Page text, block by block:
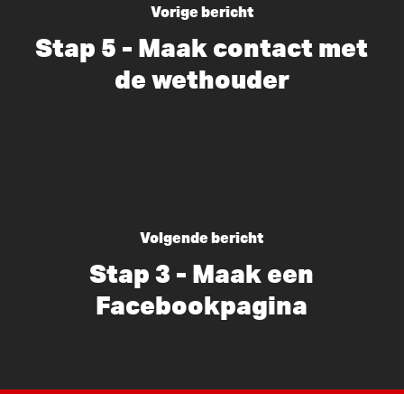
Vorige bericht
Stap 5 - Maak contact met
de wethouder
Volgende bericht
Stap 3 - Maak een
Facebookpagina